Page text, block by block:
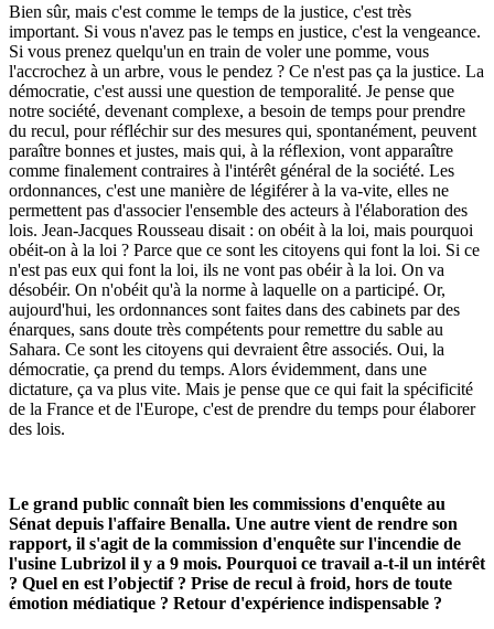
Bien sûr, mais c'est comme le temps de la justice, c'est très
important. Si vous n'avez pas le temps en justice, c'est la vengeance.
Si vous prenez quelqu'un en train de voler une pomme, vous
l'accrochez à un arbre, vous le pendez ? Ce n'est pas ça la justice. La
démocratie, c'est aussi une question de temporalité. Je pense que
notre société, devenant complexe, a besoin de temps pour prendre
du recul, pour réfléchir sur des mesures qui, spontanément, peuvent
paraître bonnes et justes, mais qui, à la réflexion, vont apparaître
comme finalement contraires à l'intérêt général de la société. Les
ordonnances, c'est une manière de légiférer à la va-vite, elles ne
permettent pas d'associer l'ensemble des acteurs à l'élaboration des
lois. Jean-Jacques Rousseau disait : on obéit à la loi, mais pourquoi
obéit-on à la loi ? Parce que ce sont les citoyens qui font la loi. Si ce
n'est pas eux qui font la loi, ils ne vont pas obéir à la loi. On va
désobéir. On n'obéit qu'à la norme à laquelle on a participé. Or,
aujourd'hui, les ordonnances sont faites dans des cabinets par des
énarques, sans doute très compétents pour remettre du sable au
Sahara. Ce sont les citoyens qui devraient être associés. Oui, la
démocratie, ça prend du temps. Alors évidemment, dans une
dictature, ça va plus vite. Mais je pense que ce qui fait la spécificité
de la France et de l'Europe, c'est de prendre du temps pour élaborer
des lois.
Le grand public connaît bien les commissions d'enquête au
Sénat depuis l'affaire Benalla. Une autre vient de rendre son
rapport, il s'agit de la commission d'enquête sur l'incendie de
l'usine Lubrizol il y a 9 mois. Pourquoi ce travail a-t-il un intérêt
? Quel en est l’objectif ? Prise de recul à froid, hors de toute
émotion médiatique ? Retour d'expérience indispensable ?